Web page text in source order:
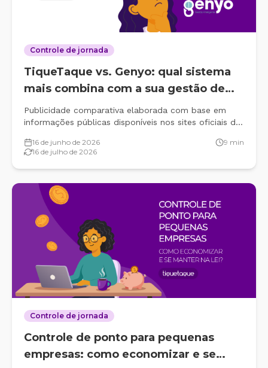
Controle de jornada
TiqueTaque vs. Genyo: qual sistema
mais combina com a sua gestão de
ponto?
Publicidade comparativa elaborada com base em
informações públicas disponíveis nos sites oficiais de
artigos 32 e 37 do Código Brasileiro de
Autorregulamentação Publicitária (CONAR) e o art. 37,
§ 1.º do Código de Defesa do Consumidor (CDC).
Escolher um sistema de controle&#8230;
16 de junho de 2026 9 min
16 de julho de 2026
Controle de jornada
Controle de ponto para pequenas
empresas: como economizar e se